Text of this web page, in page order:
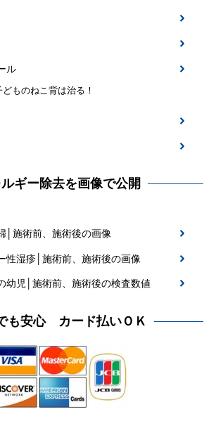
ル
ものねこ背は治る！
ギー除去を画像で公開
│施術前、施術後の画像
性湿疹│施術前、施術後の画像
幼児│施術前、施術後の検査数値
も安心 カード払いＯＫ